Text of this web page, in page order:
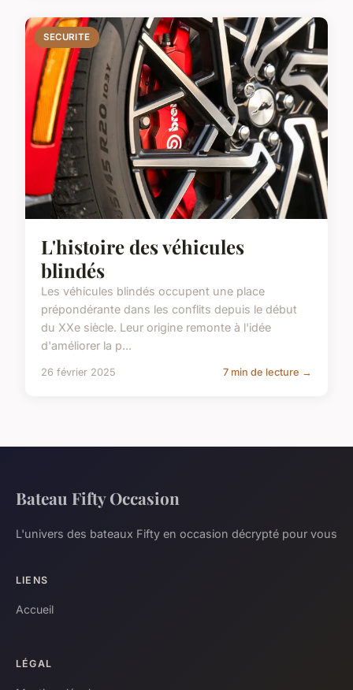
SECURITE
L'histoire des véhicules
blindés
Les véhicules blindés occupent une place
prépondérante dans les conflits depuis le début
du XXe siècle. Leur origine remonte à l'idée
d'améliorer la p...
26 février 2025 7 min de lecture →
Bateau Fifty Occasion
L'univers des bateaux Fifty en occasion décrypté pour vous
LIENS
Accueil
LÉGAL